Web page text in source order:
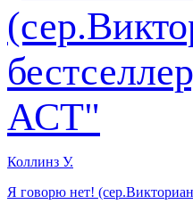
Коллинз У.
Я говорю нет!